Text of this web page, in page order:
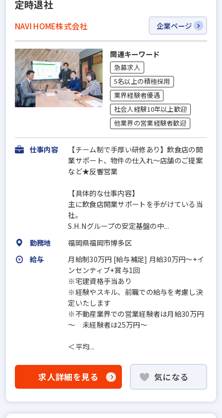
定時退社
NAVI HOME株式会社 企業ページ
関連キーワード
急募求人
5名以上の積極採用
業界経験者優遇
社会人経験10年以上歓迎
他業界の営業経験者歓迎
仕事内容
【チーム制で手厚い研修あり】飲食店の開
業サポート、物件の仕入れ～店舗のご提案
など★反響営業
【具体的な仕事内容】
主に飲食店開業サポートを手がけている当
社。
S.H.Nグループの安定基盤の中...
勤務地
福岡県福岡市博多区
給与
月給制30万円 [給与補足] 月給30万円～+イ
ンセンティブ+賞与1回
※宅建資格手当あり
※経験やスキル、前職での給与を考慮し決
定いたします
※不動産業界での営業経験者は月給30万円
～ 未経験者は25万円～
＜平均...
求人詳細を見る 気になる